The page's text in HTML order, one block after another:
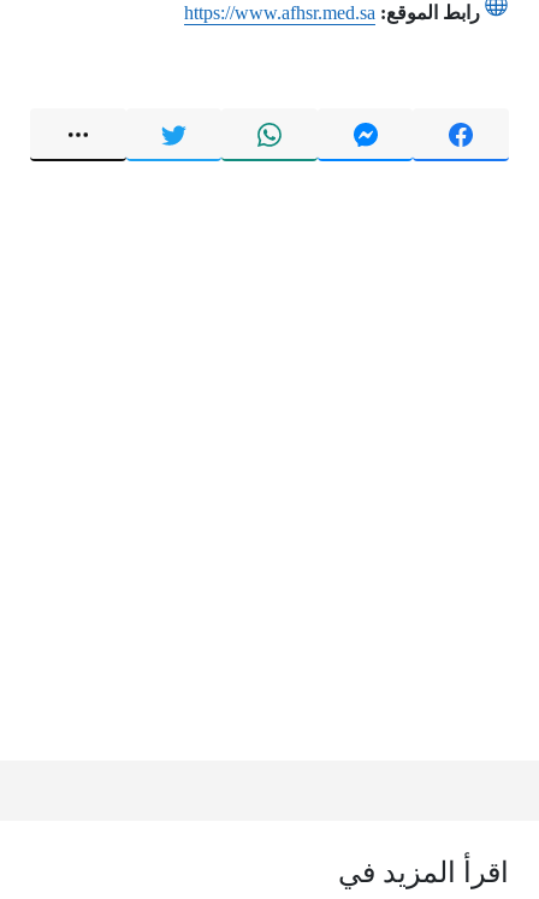
رابط الموقع: https://www.afhsr.med.sa
اقرأ المزيد في